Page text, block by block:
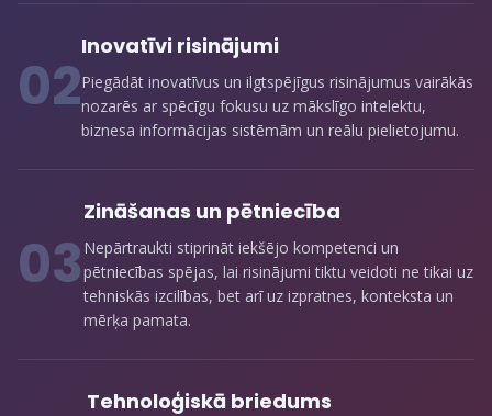
02
Inovatīvi risinājumi
Piegādāt inovatīvus un ilgtspējīgus risinājumus vairākās
nozarēs ar spēcīgu fokusu uz mākslīgo intelektu,
biznesa informācijas sistēmām un reālu pielietojumu.
03
Zināšanas un pētniecība
Nepārtraukti stiprināt iekšējo kompetenci un
pētniecības spējas, lai risinājumi tiktu veidoti ne tikai uz
tehniskās izcilības, bet arī uz izpratnes, konteksta un
mērķa pamata.
Tehnoloģiskā briedums